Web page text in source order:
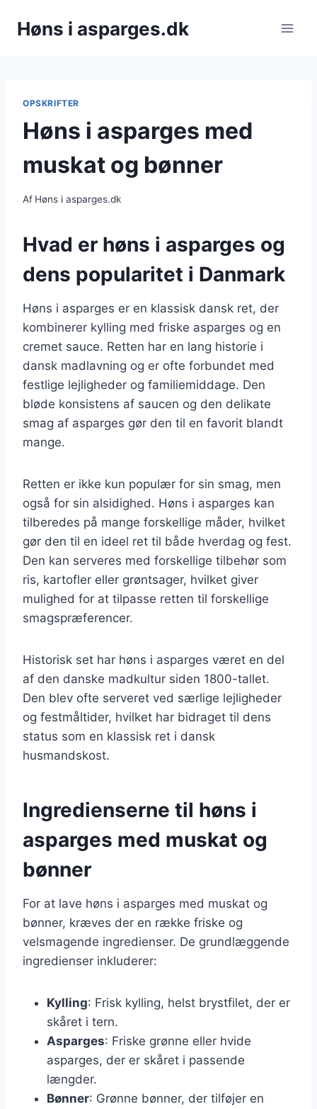
Høns i asparges.dk
OPSKRIFTER
Høns i asparges med
muskat og bønner
Af Høns i asparges.dk
Hvad er høns i asparges og
dens popularitet i Danmark
Høns i asparges er en klassisk dansk ret, der
kombinerer kylling med friske asparges og en
cremet sauce. Retten har en lang historie i
dansk madlavning og er ofte forbundet med
festlige lejligheder og familiemiddage. Den
bløde konsistens af saucen og den delikate
smag af asparges gør den til en favorit blandt
mange.
Retten er ikke kun populær for sin smag, men
også for sin alsidighed. Høns i asparges kan
tilberedes på mange forskellige måder, hvilket
gør den til en ideel ret til både hverdag og fest.
Den kan serveres med forskellige tilbehør som
ris, kartofler eller grøntsager, hvilket giver
mulighed for at tilpasse retten til forskellige
smagspræferencer.
Historisk set har høns i asparges været en del
af den danske madkultur siden 1800-tallet.
Den blev ofte serveret ved særlige lejligheder
og festmåltider, hvilket har bidraget til dens
status som en klassisk ret i dansk
husmandskost.
Ingredienserne til høns i
asparges med muskat og
bønner
For at lave høns i asparges med muskat og
bønner, kræves der en række friske og
velsmagende ingredienser. De grundlæggende
ingredienser inkluderer:
Kylling: Frisk kylling, helst brystfilet, der er
skåret i tern.
Asparges: Friske grønne eller hvide
asparges, der er skåret i passende
længder.
Bønner: Grønne bønner, der tilføjer en